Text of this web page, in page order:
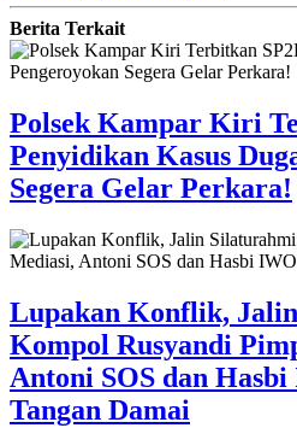
Berita Terkait
Polsek Kampar Kiri
Penyidikan Kasus
Segera Gelar Perkara!
Lupakan Konflik,
Kompol Rusyandi
Antoni SOS dan
Tangan Damai